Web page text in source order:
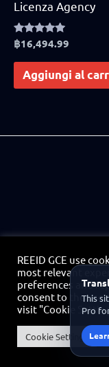
Licenza Agency
Rated
5.00
out of 5
฿16,494.99
Aggiungi al
REEID GCE use
most relevant
preferences and
consent to the use
visit "Cookie
Cookie Settings
This
Pro